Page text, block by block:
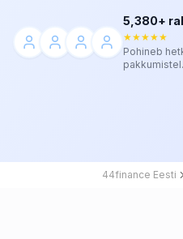
5,380+
★★★★★
Pohineb
pakkumistel.
44finance Eesti